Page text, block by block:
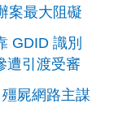
案最大阻礙
GDID 識別
遭引渡受審
屍網路主謀